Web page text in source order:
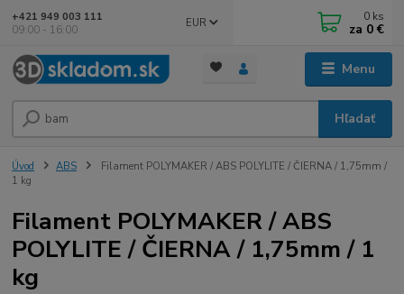
Menu
EUR
Hľadať
+421 949 003 111
09:00 - 16:00
0 ks
za 0 €
Úvod ABS
Filament POLYMAKER / ABS POLYLITE / ČIERNA / 1,75mm /
1 kg
Filament POLYMAKER / ABS
POLYLITE / ČIERNA / 1,75mm / 1
kg